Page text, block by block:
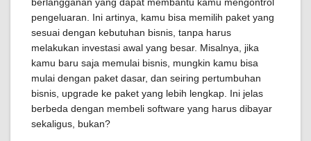
pengeluaran. Ini artinya, kamu bisa memilih paket yang
sesuai dengan kebutuhan bisnis, tanpa harus
melakukan investasi awal yang besar. Misalnya, jika
kamu baru saja memulai bisnis, mungkin kamu bisa
mulai dengan paket dasar, dan seiring pertumbuhan
bisnis, upgrade ke paket yang lebih lengkap. Ini jelas
berbeda dengan membeli software yang harus dibayar
sekaligus, bukan?